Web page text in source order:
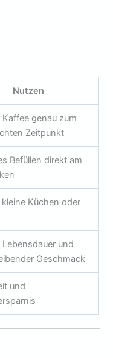
Nutzen
Kaffee genau zum
Zeitpunkt
Befüllen direkt am
kleine Küchen oder
Lebensdauer und
Geschmack
und